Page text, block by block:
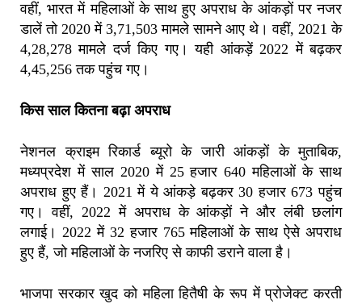
वहीं, भारत में महिलाओं के साथ हुए अपराध के आंकड़ों पर नजर
डालें तो 2020 में 3,71,503 मामले सामने आए थे। वहीं, 2021 के
4,28,278 मामले दर्ज किए गए। यही आंकड़ें 2022 में बढ़कर
4,45,256 तक पहुंच गए।
किस साल कितना बढ़ा अपराध
नेशनल क्राइम रिकार्ड ब्यूरो के जारी आंकड़ों के मुताबिक,
मध्यप्रदेश में साल 2020 में 25 हजार 640 महिलाओं के साथ
अपराध हुए हैं। 2021 में ये आंकड़े बढ़कर 30 हजार 673 पहुंच
गए। वहीं, 2022 में अपराध के आंकड़ों ने और लंबी छलांग
लगाई। 2022 में 32 हजार 765 महिलाओं के साथ ऐसे अपराध
हुए हैं, जो महिलाओं के नजरिए से काफी डराने वाला है।
भाजपा सरकार खुद को महिला हितैषी के रूप में प्रोजेक्ट करती